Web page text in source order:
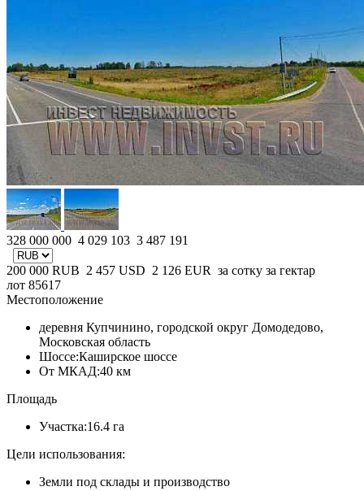
328 000 000 4 029 103 3 487 191
200 000 RUB 2 457 USD 2 126 EUR за сотку за гектар
лот 85617
Местоположение
деревня Купчинино, городской округ Домодедово,
Московская область
Шоссе:Каширское шоссе
От МКАД:40 км
Площадь
Участка:16.4 га
Цели использования:
Земли под склады и производство